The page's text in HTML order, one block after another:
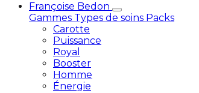
Françoise Bedon
Gammes Types de soins Packs
Carotte
Puissance
Royal
Booster
Homme
Énergie